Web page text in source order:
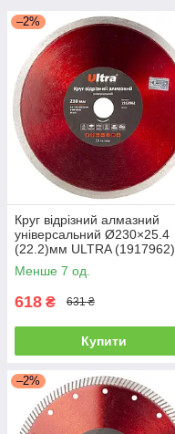
–2%
Круг відрізний алмазний
універсальний Ø230×25.4
(22.2)мм ULTRA (1917962)
Менше 7 од.
618 ₴ 631 ₴
Купити
–2%